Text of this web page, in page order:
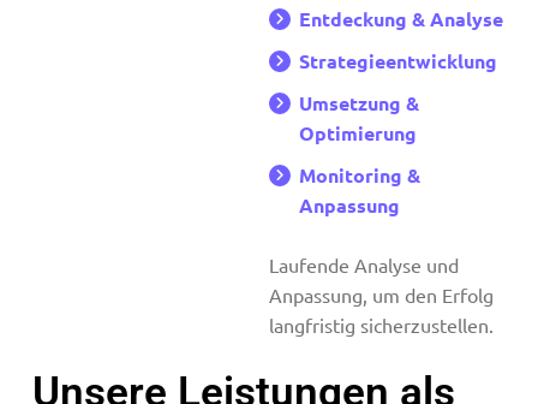
Entdeckung & Analyse
Strategieentwicklung
Umsetzung &
Optimierung
Monitoring &
Anpassung
Laufende Analyse und
Anpassung, um den Erfolg
langfristig sicherzustellen.
Unsere Leistungen als